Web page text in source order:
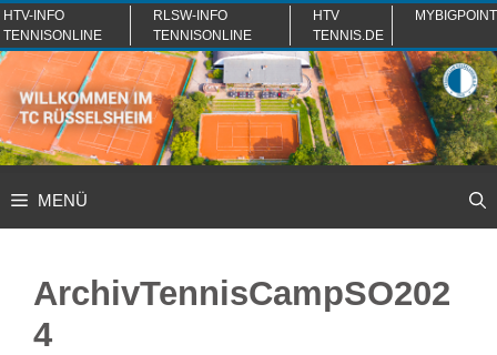
Zum
Inhalt
springen
HTV-INFO
TENNISONLINE
RLSW-INFO
TENNISONLINE
HTV
TENNIS.DE
MYBIGPOINT
MENÜ
ArchivTennisCampSO202
4